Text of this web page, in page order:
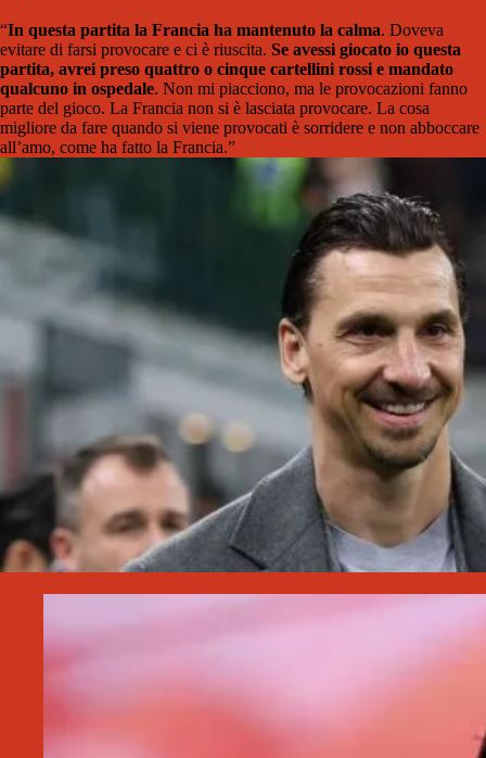
“In questa partita la Francia ha mantenuto la calma. Doveva
evitare di farsi provocare e ci è riuscita. Se avessi giocato io questa
partita, avrei preso quattro o cinque cartellini rossi e mandato
qualcuno in ospedale. Non mi piacciono, ma le provocazioni fanno
parte del gioco. La Francia non si è lasciata provocare. La cosa
migliore da fare quando si viene provocati è sorridere e non abboccare
all’amo, come ha fatto la Francia.”